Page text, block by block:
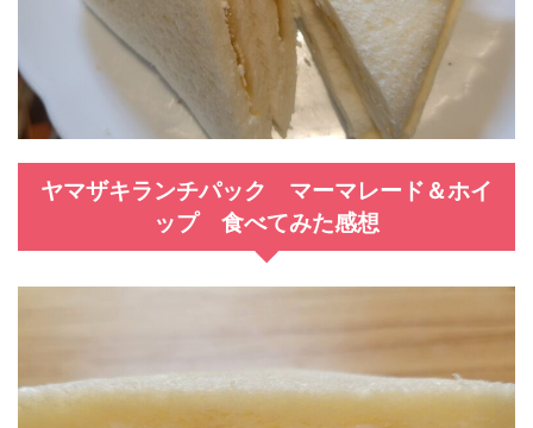
ヤマザキランチパック マーマレード＆ホイ
ップ 食べてみた感想